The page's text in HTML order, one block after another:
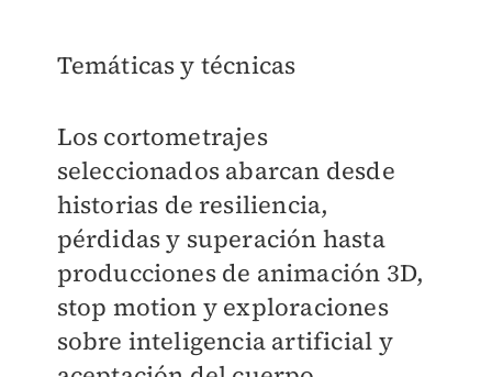
Temáticas y técnicas
Los cortometrajes
seleccionados abarcan desde
historias de resiliencia,
pérdidas y superación hasta
producciones de animación 3D,
stop motion y exploraciones
sobre inteligencia artificial y